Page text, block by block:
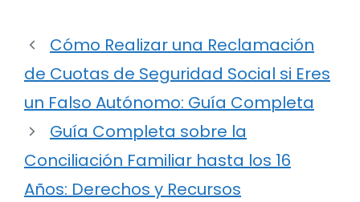
Cómo Realizar una Reclamación
de Cuotas de Seguridad Social si Eres
un Falso Autónomo: Guía Completa
Guía Completa sobre la
Conciliación Familiar hasta los 16
Años: Derechos y Recursos